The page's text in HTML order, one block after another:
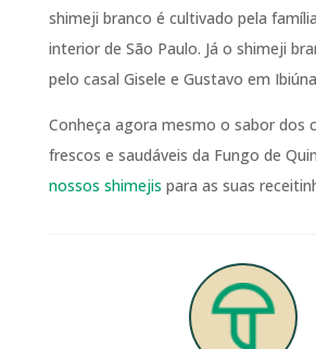
shimeji branco é cultivado pela
interior de São Paulo. Já o shimeji
pelo casal Gisele e Gustavo em
Conheça agora mesmo o sabor dos
frescos e saudáveis da Fungo de
nossos shimejis para as suas